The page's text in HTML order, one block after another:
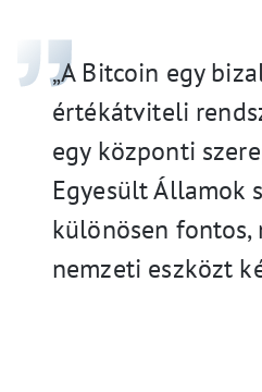
„A Bitcoin egy
értékátviteli
egy központi
Egyesült Államok
különösen fontos,
nemzeti eszközt